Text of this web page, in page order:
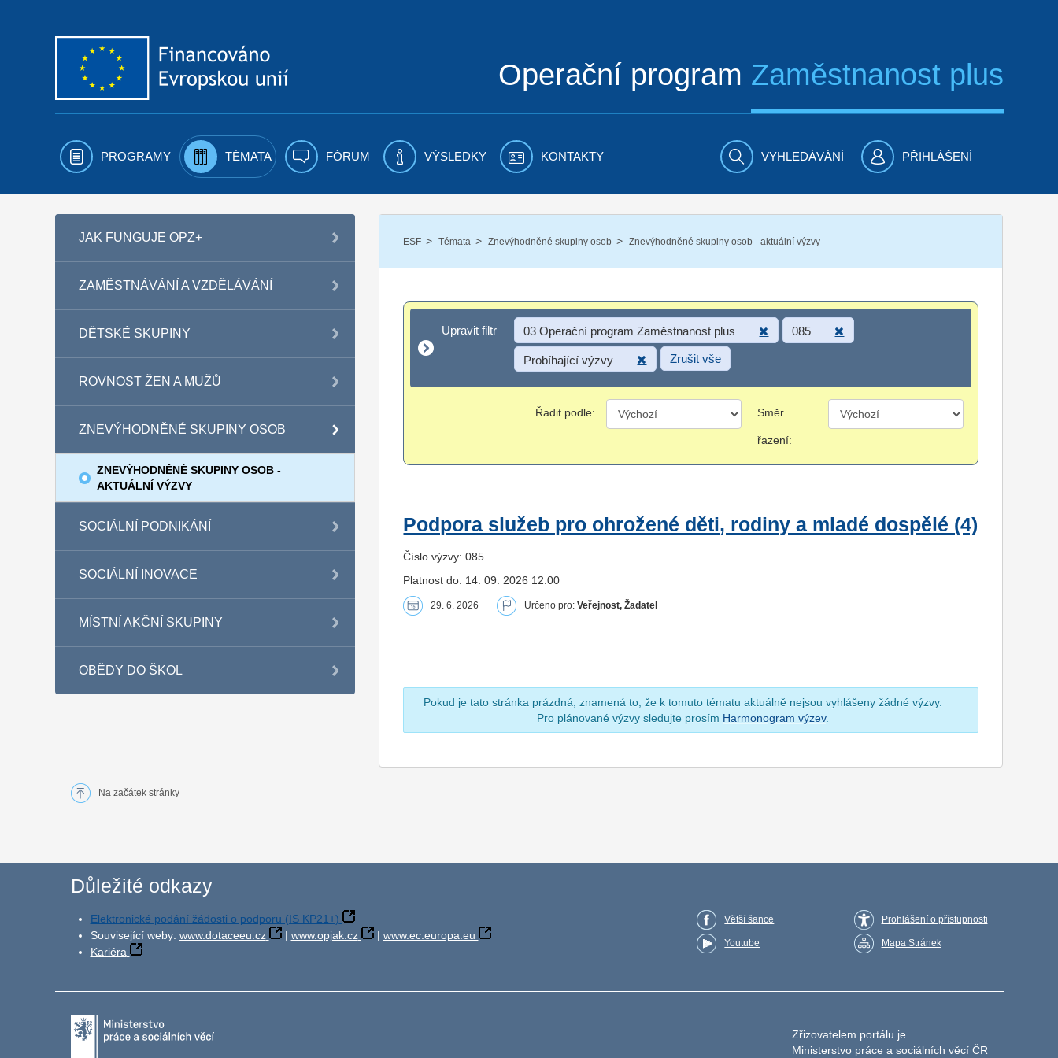
Operační program Zaměstnanost plus
PROGRAMY TÉMATA FÓRUM VÝSLEDKY KONTAKTY VYHLEDÁVÁNÍ PŘIHLÁŠENÍ
JAK FUNGUJE OPZ+
ZAMĚSTNÁVÁNÍ A VZDĚLÁVÁNÍ
DĚTSKÉ SKUPINY
ROVNOST ŽEN A MUŽŮ
ZNEVÝHODNĚNÉ SKUPINY OSOB
ZNEVÝHODNĚNÉ SKUPINY OSOB -
AKTUÁLNÍ VÝZVY
SOCIÁLNÍ PODNIKÁNÍ
SOCIÁLNÍ INOVACE
MÍSTNÍ AKČNÍ SKUPINY
OBĚDY DO ŠKOL
ESF / Témata / Znevýhodněné skupiny osob / Znevýhodněné skupiny osob - aktuální výzvy
Upravit filtr
Upravit filtr 03 Operační program Zaměstnanost plus 085
Probíhající výzvy Zrušit vše
Řadit podle: Směr
řazení:
Podpora služeb pro ohrožené děti, rodiny a mladé dospělé (4)
Číslo výzvy: 085
Platnost do: 14. 09. 2026 12:00
29. 6. 2026 Určeno pro:Veřejnost, Žadatel
Pokud je tato stránka prázdná, znamená to, že k tomuto tématu aktuálně nejsou vyhlášeny žádné výzvy.
Pro plánované výzvy sledujte prosím Harmonogram výzev.
Na začátek stránky
Důležité odkazy
Elektronické podání žádosti o podporu (IS KP21+)
Související weby: www.dotaceeu.cz | www.opjak.cz | www.ec.europa.eu
Kariéra
Větší šance
Youtube
Prohlášení o přístupnosti
Mapa Stránek
Zřizovatelem portálu je
Ministerstvo práce a sociálních věcí ČR